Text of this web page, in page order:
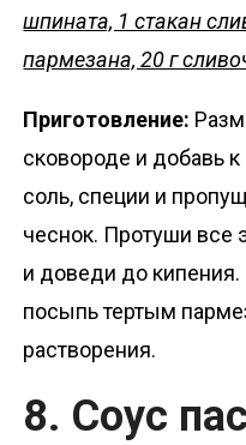
шпината, 1 стакан
пармезана, 20 г
Приготовление:
сковороде и добавь
соль, специи и
чеснок. Протуши все
и доведи до кипения.
посыпь тертым
растворения.
8. Соус